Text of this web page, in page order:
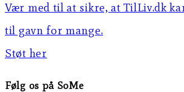
Vær med til at sikre, at TilLiv.dk
til gavn for mange.
Støt her
Følg os på SoMe